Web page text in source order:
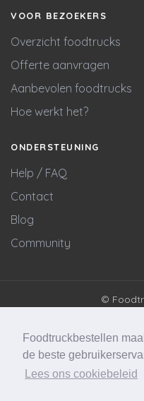
Foodtruckbestellen
de beste
Lees ons cookiebeleid
VOOR BEZOEKERS
Overzicht foodtrucks
Offerte aanvragen
Aanbevolen foodtrucks
Hoe werkt het?
ONDERSTEUNING
Help / FAQ
Contact
Blog
Community
©
Website &